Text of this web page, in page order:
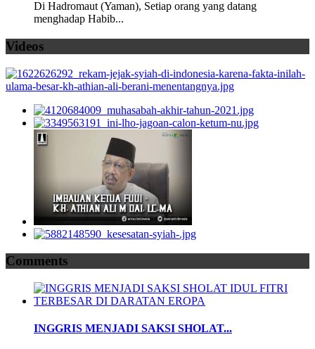
Di Hadromaut (Yaman), Setiap orang yang datang
menghadap Habib...
Videos
Comments
INGGRIS MENJADI SAKSI SHOLAT...